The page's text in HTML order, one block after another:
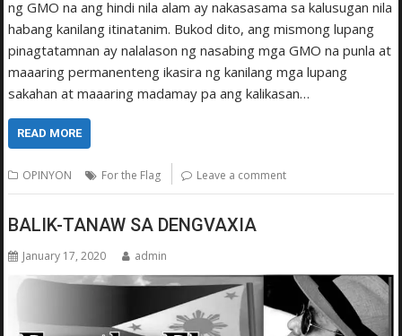
ng GMO na ang hindi nila alam ay nakasasama sa kalusugan nila
habang kanilang itinatanim. Bukod dito, ang mismong lupang
pinagtatamnan ay nalalason ng nasabing mga GMO na punla at
maaaring permanenteng ikasira ng ­kanilang mga lupang
sakahan at maaaring madamay pa ang kalikasan…
READ MORE
OPINYON For the Flag Leave a comment
BALIK-TANAW SA DENGVAXIA
January 17, 2020 admin